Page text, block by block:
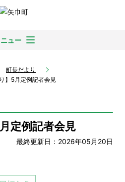
ニュー
町長だより
】5月定例記者会見
定例記者会見
最終更新日：2026年05月20日